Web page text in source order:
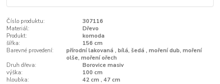
Číslo produktu:
307116
Materiál:
Dřevo
Produkt:
komoda
šířka:
156 cm
Barevné provedení:
přírodní lakovaná , bílá, šedá , moření dub, moření
olše, moření ořech
Druh dřeva:
Borovice masiv
výška:
100 cm
hloubka:
42 cm , 47 cm